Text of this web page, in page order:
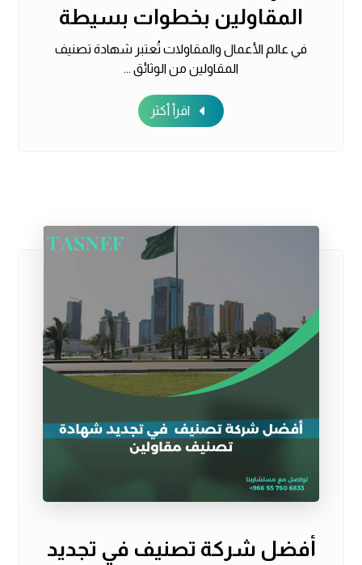
المقاولين بخطوات بسيطة
في عالم الأعمال والمقاولات تُعتبر شهادة تصنيف
المقاولين من الوثائق ...
اقرأ أكثر
أفضل شركة تصنيف في تجديد